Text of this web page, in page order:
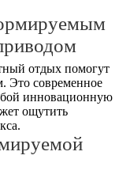
отдых помогут
Это современное
инновационную
ощутить